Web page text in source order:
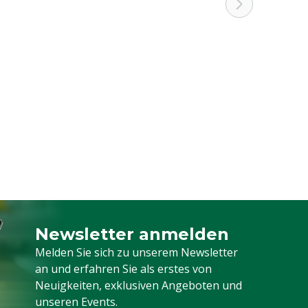
Newsletter anmelden
Melden Sie sich zu unserem Newsletter
an und erfahren Sie als erstes von
Neuigkeiten, exklusiven Angeboten und
unseren Events.
Melden Sie sich für unseren Newsletter